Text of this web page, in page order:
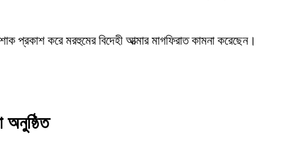
প্রকাশ করে মরহুমের বিদেহী আত্মার মাগফিরাত কামনা করেছেন।